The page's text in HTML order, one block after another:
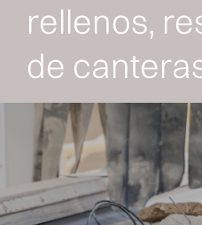
rellenos,
de